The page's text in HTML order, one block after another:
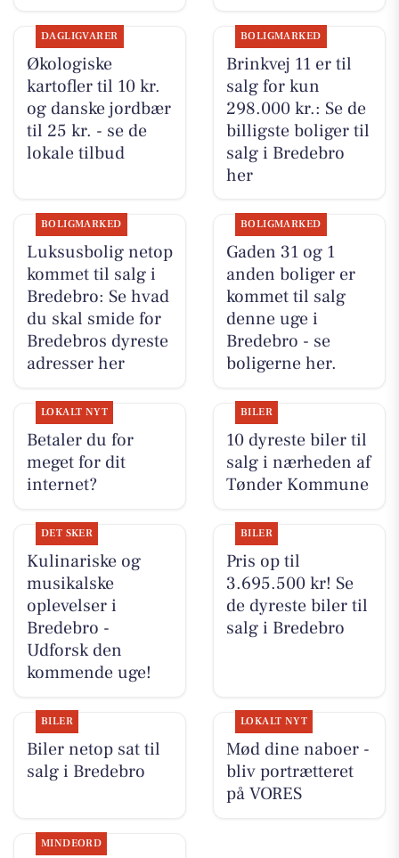
DAGLIGVARER
Økologiske
kartofler til 10 kr.
og danske jordbær
til 25 kr. - se de
lokale tilbud
BOLIGMARKED
Brinkvej 11 er til
salg for kun
298.000 kr.: Se de
billigste boliger til
salg i Bredebro
her
BOLIGMARKED
Luksusbolig netop
kommet til salg i
Bredebro: Se hvad
du skal smide for
Bredebros dyreste
adresser her
BOLIGMARKED
Gaden 31 og 1
anden boliger er
kommet til salg
denne uge i
Bredebro - se
boligerne her.
LOKALT NYT
Betaler du for
meget for dit
internet?
BILER
10 dyreste biler til
salg i nærheden af
Tønder Kommune
DET SKER
Kulinariske og
musikalske
oplevelser i
Bredebro -
Udforsk den
kommende uge!
BILER
Pris op til
3.695.500 kr! Se
de dyreste biler til
salg i Bredebro
BILER
Biler netop sat til
salg i Bredebro
LOKALT NYT
Mød dine naboer -
bliv portrætteret
på VORES
MINDEORD